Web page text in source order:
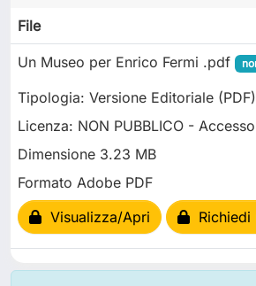
File
Un Museo per Enrico Fermi .pdf
Tipologia: Versione Editoriale (PDF)
Licenza: NON PUBBLICO -
Dimensione 3.23 MB
Formato Adobe PDF
Visualizza/Apri
Richiedi